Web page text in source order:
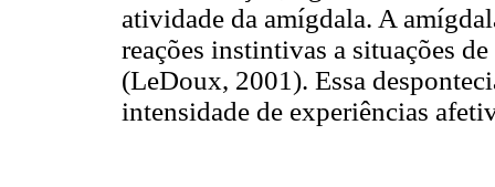
atividade da amígdala. A
reações instintivas a situações
(LeDoux, 2001). Essa
intensidade de experiências